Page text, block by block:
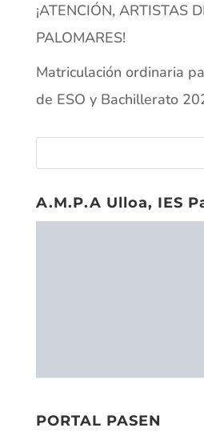
¡ATENCIÓN, ARTISTAS
PALOMARES!
Matriculación ordinaria
de ESO y Bachillerato
A.M.P.A Ulloa, IES